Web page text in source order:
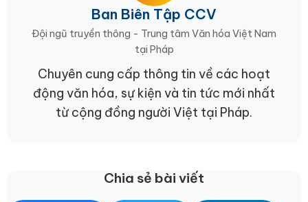
Ban Biên Tập CCV
Đội ngũ truyền thông - Trung tâm Văn hóa Việt Nam
tại Pháp
Chuyên cung cấp thông tin về các hoạt
động văn hóa, sự kiện và tin tức mới nhất
từ cộng đồng người Việt tại Pháp.
Chia sẻ bài viết